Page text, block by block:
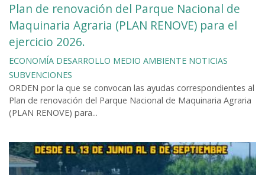
Plan de renovación del Parque Nacional de
Maquinaria Agraria (PLAN RENOVE) para el
ejercicio 2026.
ECONOMÍA DESARROLLO MEDIO AMBIENTE NOTICIAS
SUBVENCIONES
ORDEN por la que se convocan las ayudas correspondientes al
Plan de renovación del Parque Nacional de Maquinaria Agraria
(PLAN RENOVE) para...